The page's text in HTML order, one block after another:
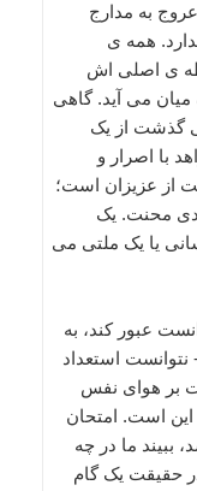
به مدارج
همه ی
ی اصلی اش
می آید. گاهی
گذشت از یک
با اصرار و
از عزیزان است؛
محنت. یک
یا یک ملتی می
عبور کند، به
استعداد
بر هوای نفس
این است. امتحان
ببیند ما در چه
حقیقت یک گام